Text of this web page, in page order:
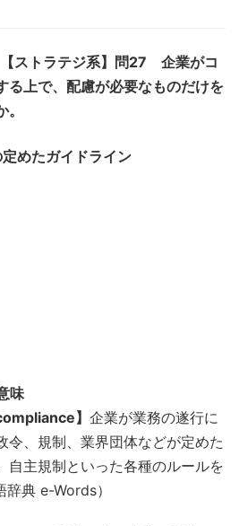
【ストラテジ系】問27 企業がコ
る上で、配慮が必要なものだけを
めたガイドライン
味
】 企業が業務の遂行に
令、規制、業界団体などが定めた
自主規制といった各種のルールを
典 e-Words）